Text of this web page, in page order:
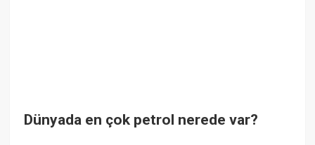
Dünyada en çok petrol nerede var?